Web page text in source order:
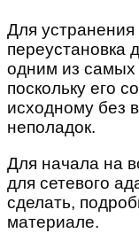
Для
переустановка
одним из
поскольку его
исходному без
неполадок.
Для начала на
для сетевого
сделать,
материале.